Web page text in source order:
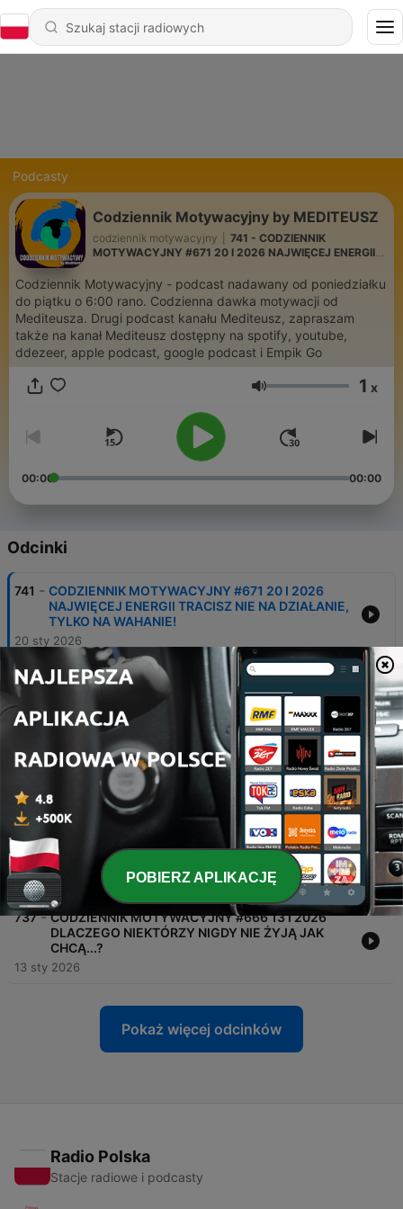
Podcasty
Codziennik Motywacyjny by MEDITEUSZ
codziennik motywacyjny
741 - CODZIENNIK
MOTYWACYJNY #671 20 I 2026 NAJWIĘCEJ ENERGII
Codziennik Motywacyjny - podcast nadawany od poniedziałku
do piątku o 6:00 rano. Codzienna dawka motywacji od
Mediteusza. Drugi podcast kanału Mediteusz, zapraszam
także na kanał Mediteusz dostępny na spotify, youtube,
ddezeer, apple podcast, google podcast i Empik Go
Głośność 1 x
00:00 00:00
Odcinki
741 - CODZIENNIK MOTYWACYJNY #671 20 I 2026
NAJWIĘCEJ ENERGII TRACISZ NIE NA DZIAŁANIE,
TYLKO NA WAHANIE!
20 sty 2026
740 - CODZIENNIK MOTYWACYJNY #670 19 I 2026
RÓB TO !!! ŻYCIE NIE CZEKA !!!
19 sty 2026
CODZIENNIK MOTYWACYJNY #668 15 I 2026
NAJWIĘKSZY SABOTAŻ NIE POLEGA NA TYM, ŻE
REZYGNUJESZ...
15 sty 2026
CODZIENNIK MOTYWACYJNY #667 14 I 2026
SZTUKA ZACZYNANIA OD NOWA, CZYLI NOWY
START PO PORAŻCE
14 sty 2026
737 - CODZIENNIK MOTYWACYJNY #666 13 I 2026
DLACZEGO NIEKTÓRZY NIGDY NIE ŻYJĄ JAK
CHCĄ...?
13 sty 2026
Pokaż więcej odcinków
Radio Polska
Stacje radiowe i podcasty
POBIERZ APLIKACJĘ